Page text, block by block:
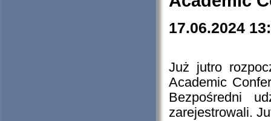
17.06.2024
Już jutro
Academic
Bezpośredni
zarejestrowali.